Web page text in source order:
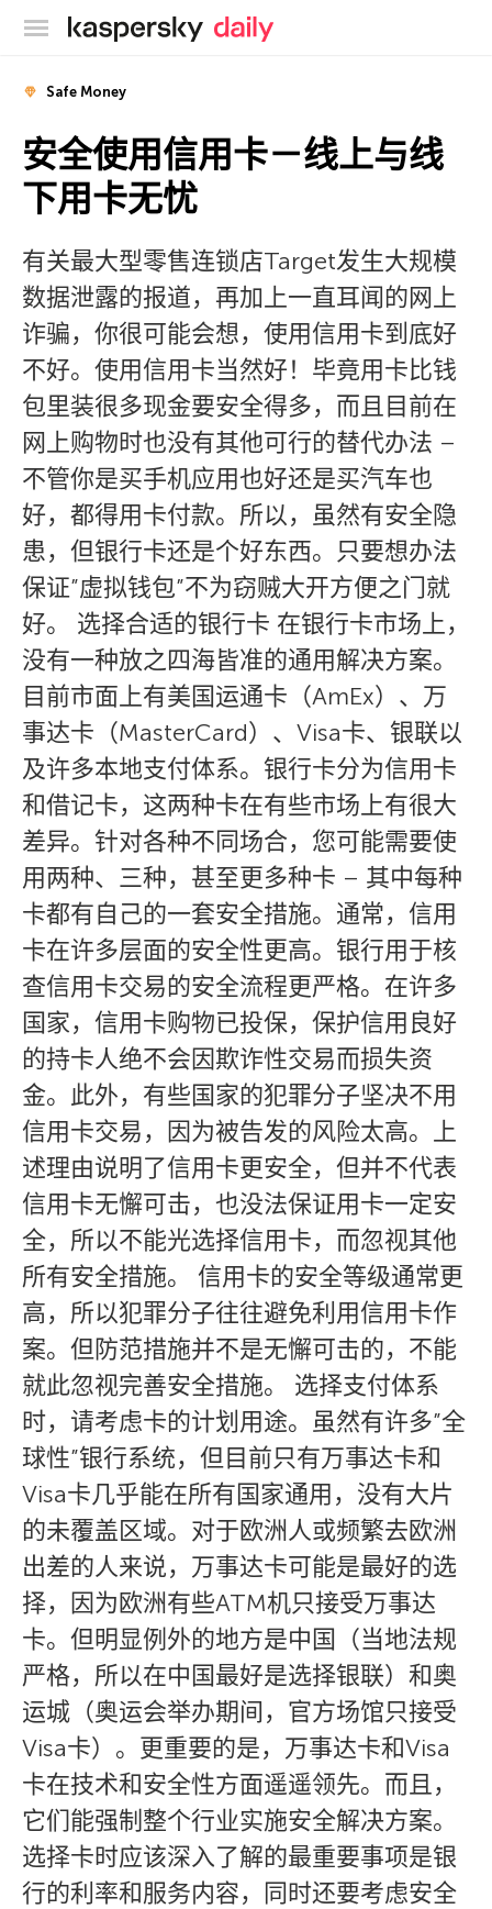
卡巴斯基官方博客
Safe Money
安全使用信用卡－线上与线
下用卡无忧
有关最大型零售连锁店Target发生大规模
数据泄露的报道，再加上一直耳闻的网上
诈骗，你很可能会想，使用信用卡到底好
不好。使用信用卡当然好！毕竟用卡比钱
包里装很多现金要安全得多，而且目前在
网上购物时也没有其他可行的替代办法 –
不管你是买手机应用也好还是买汽车也
好，都得用卡付款。所以，虽然有安全隐
患，但银行卡还是个好东西。只要想办法
保证”虚拟钱包”不为窃贼大开方便之门就
好。 选择合适的银行卡 在银行卡市场上，
没有一种放之四海皆准的通用解决方案。
目前市面上有美国运通卡（AmEx）、万
事达卡（MasterCard）、Visa卡、银联以
及许多本地支付体系。银行卡分为信用卡
和借记卡，这两种卡在有些市场上有很大
差异。针对各种不同场合，您可能需要使
用两种、三种，甚至更多种卡 – 其中每种
卡都有自己的一套安全措施。通常，信用
卡在许多层面的安全性更高。银行用于核
查信用卡交易的安全流程更严格。在许多
国家，信用卡购物已投保，保护信用良好
的持卡人绝不会因欺诈性交易而损失资
金。此外，有些国家的犯罪分子坚决不用
信用卡交易，因为被告发的风险太高。上
述理由说明了信用卡更安全，但并不代表
信用卡无懈可击，也没法保证用卡一定安
全，所以不能光选择信用卡，而忽视其他
所有安全措施。 信用卡的安全等级通常更
高，所以犯罪分子往往避免利用信用卡作
案。但防范措施并不是无懈可击的，不能
就此忽视完善安全措施。 选择支付体系
时，请考虑卡的计划用途。虽然有许多”全
球性”银行系统，但目前只有万事达卡和
Visa卡几乎能在所有国家通用，没有大片
的未覆盖区域。对于欧洲人或频繁去欧洲
出差的人来说，万事达卡可能是最好的选
择，因为欧洲有些ATM机只接受万事达
卡。但明显例外的地方是中国（当地法规
严格，所以在中国最好是选择银联）和奥
运城（奥运会举办期间，官方场馆只接受
Visa卡）。更重要的是，万事达卡和Visa
卡在技术和安全性方面遥遥领先。而且，
它们能强制整个行业实施安全解决方案。
选择卡时应该深入了解的最重要事项是银
行的利率和服务内容，同时还要考虑安全